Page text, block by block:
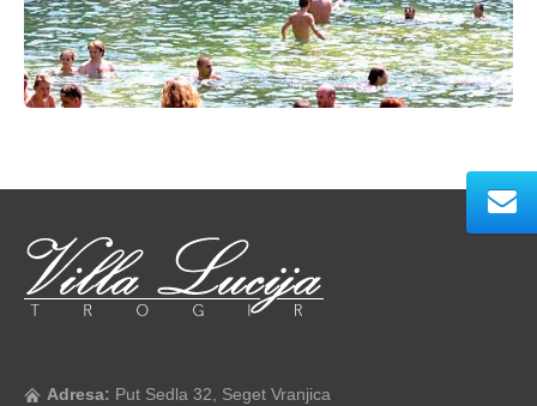
Adresa: Put Sedla 32, Seget Vranjica